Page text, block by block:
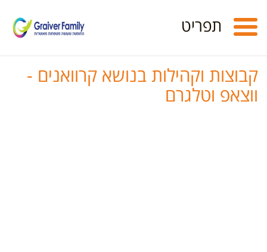
Toggle
navigation
תפריט
קבוצות וקהילות בנושא קרוואנים -
ווצאפ וטלגרם